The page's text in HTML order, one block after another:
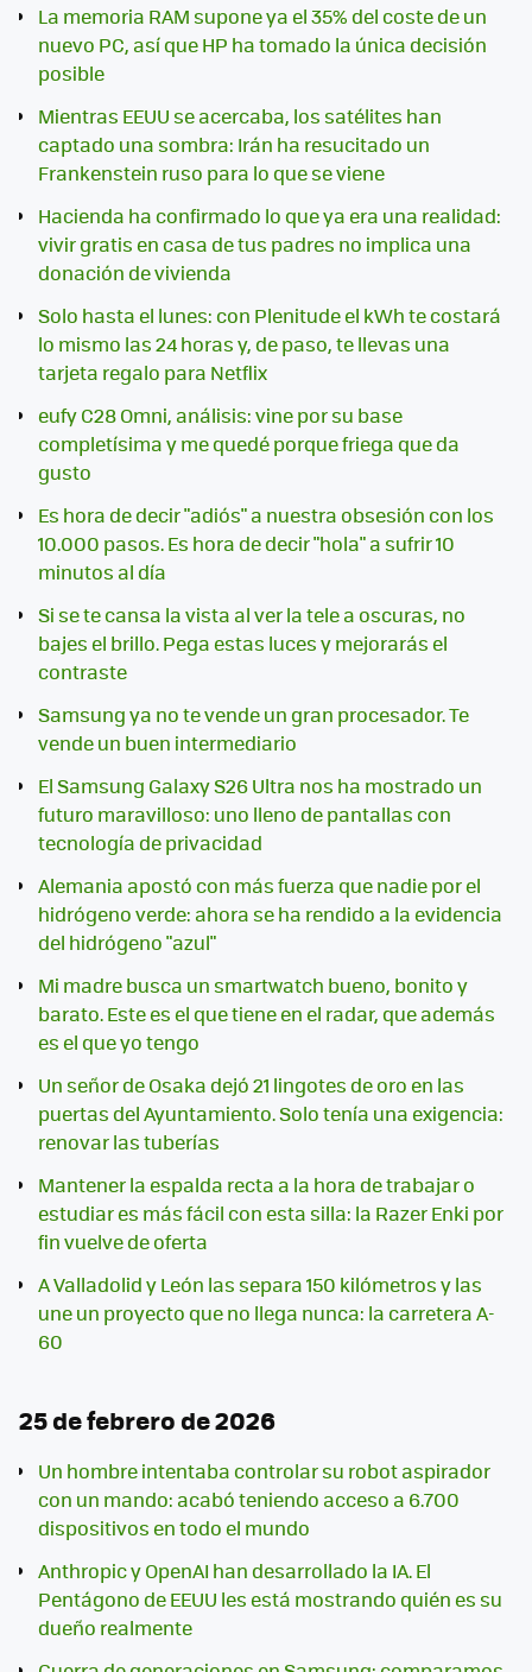
La memoria RAM supone ya el 35% del coste de un
nuevo PC, así que HP ha tomado la única decisión
posible
Mientras EEUU se acercaba, los satélites han
captado una sombra: Irán ha resucitado un
Frankenstein ruso para lo que se viene
Hacienda ha confirmado lo que ya era una realidad:
vivir gratis en casa de tus padres no implica una
donación de vivienda
Solo hasta el lunes: con Plenitude el kWh te costará
lo mismo las 24 horas y, de paso, te llevas una
tarjeta regalo para Netflix
eufy C28 Omni, análisis: vine por su base
completísima y me quedé porque friega que da
gusto
Es hora de decir "adiós" a nuestra obsesión con los
10.000 pasos. Es hora de decir "hola" a sufrir 10
minutos al día
Si se te cansa la vista al ver la tele a oscuras, no
bajes el brillo. Pega estas luces y mejorarás el
contraste
Samsung ya no te vende un gran procesador. Te
vende un buen intermediario
El Samsung Galaxy S26 Ultra nos ha mostrado un
futuro maravilloso: uno lleno de pantallas con
tecnología de privacidad
Alemania apostó con más fuerza que nadie por el
hidrógeno verde: ahora se ha rendido a la evidencia
del hidrógeno "azul"
Mi madre busca un smartwatch bueno, bonito y
barato. Este es el que tiene en el radar, que además
es el que yo tengo
Un señor de Osaka dejó 21 lingotes de oro en las
puertas del Ayuntamiento. Solo tenía una exigencia:
renovar las tuberías
Mantener la espalda recta a la hora de trabajar o
estudiar es más fácil con esta silla: la Razer Enki por
fin vuelve de oferta
A Valladolid y León las separa 150 kilómetros y las
une un proyecto que no llega nunca: la carretera A-
60
25 de febrero de 2026
Un hombre intentaba controlar su robot aspirador
con un mando: acabó teniendo acceso a 6.700
dispositivos en todo el mundo
Anthropic y OpenAI han desarrollado la IA. El
Pentágono de EEUU les está mostrando quién es su
dueño realmente